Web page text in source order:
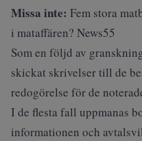
Missa inte: Fem stora
i mataffären? News55
Som en följd av
skickat skrivelser till de
redogörelse för de
I de flesta fall uppmanas
informationen och